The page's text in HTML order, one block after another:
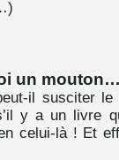
un
il susciter
y a un livre
celui-là ! Et